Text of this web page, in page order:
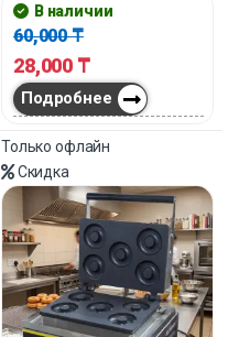
В наличии
60,000₸
28,000 ₸
Подробнее
Только офлайн
Скидка